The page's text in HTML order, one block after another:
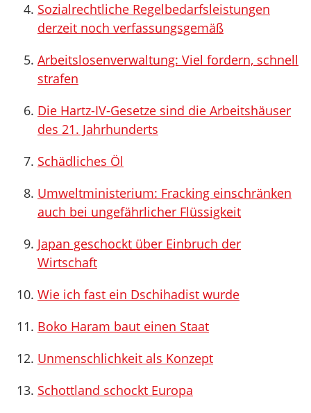
Sozialrechtliche Regelbedarfsleistungen
derzeit noch verfassungsgemäß
Arbeitslosenverwaltung: Viel fordern, schnell
strafen
Die Hartz-IV-Gesetze sind die Arbeitshäuser
des 21. Jahrhunderts
Schädliches Öl
Umweltministerium: Fracking einschränken
auch bei ungefährlicher Flüssigkeit
Japan geschockt über Einbruch der
Wirtschaft
Wie ich fast ein Dschihadist wurde
Boko Haram baut einen Staat
Unmenschlichkeit als Konzept
Schottland schockt Europa